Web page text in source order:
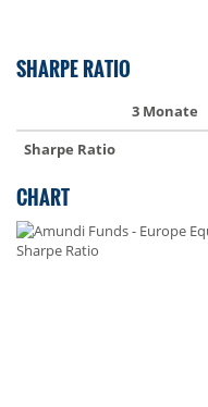
SHARPE RATIO
3 Monate
Sharpe Ratio
CHART